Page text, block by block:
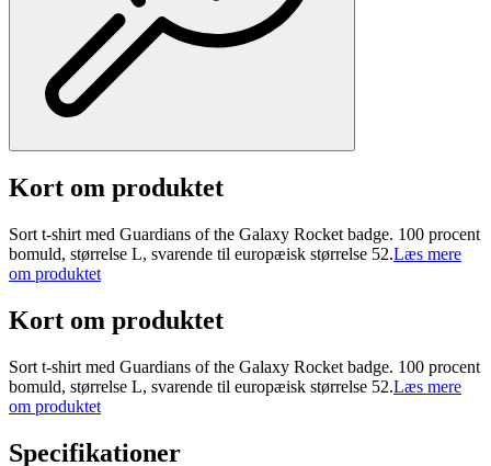
Kort om produktet
Sort t-shirt med Guardians of the Galaxy Rocket badge. 100 procent
bomuld, størrelse L, svarende til europæisk størrelse 52.Læs mere
om produktet
Kort om produktet
Sort t-shirt med Guardians of the Galaxy Rocket badge. 100 procent
bomuld, størrelse L, svarende til europæisk størrelse 52.Læs mere
om produktet
Specifikationer